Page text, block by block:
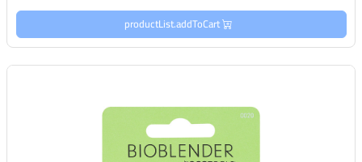
productList.addToCart